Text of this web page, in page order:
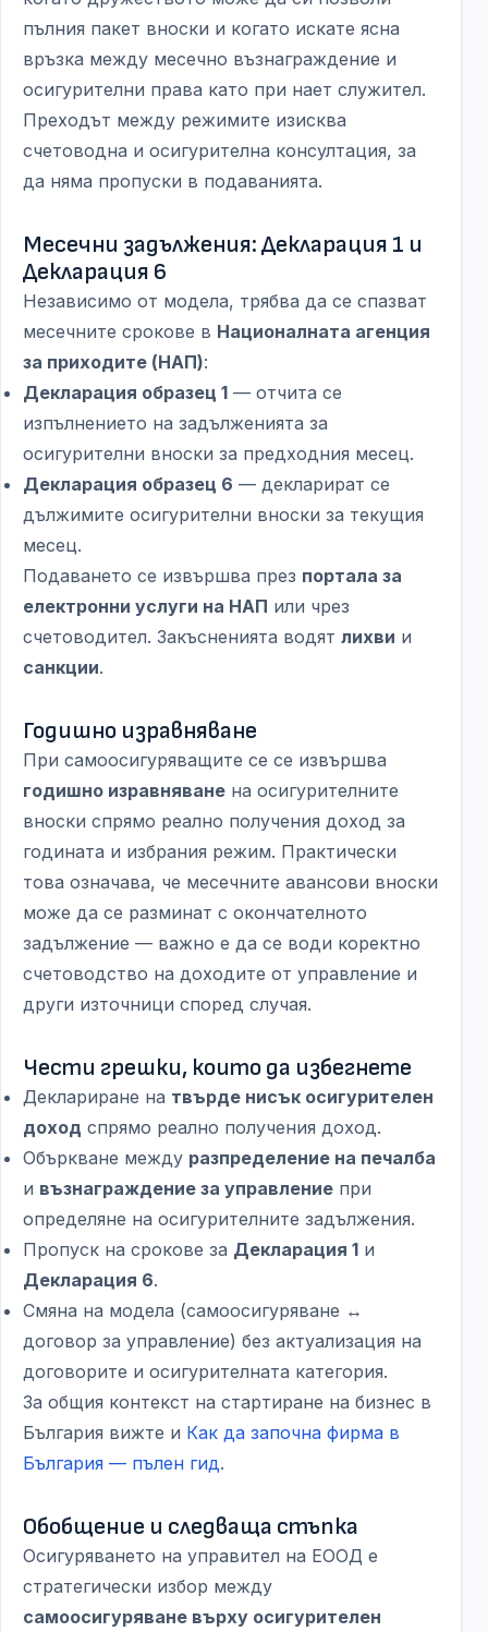
пълния пакет вноски и когато искате ясна
връзка между месечно възнаграждение и
осигурителни права като при нает служител.
Преходът между режимите изисква
счетоводна и осигурителна консултация, за
да няма пропуски в подаванията.
Месечни задължения: Декларация 1 и
Декларация 6
Независимо от модела, трябва да се спазват
месечните срокове в Националната агенция
за приходите (НАП):
Декларация образец 1 — отчита се
изпълнението на задълженията за
осигурителни вноски за предходния месец.
Декларация образец 6 — декларират се
дължимите осигурителни вноски за текущия
месец.
Подаването се извършва през портала за
електронни услуги на НАП или чрез
счетоводител. Закъсненията водят лихви и
санкции.
Годишно изравняване
При самоосигуряващите се се извършва
годишно изравняване на осигурителните
вноски спрямо реално получения доход за
годината и избрания режим. Практически
това означава, че месечните авансови вноски
може да се разминат с окончателното
задължение — важно е да се води коректно
счетоводство на доходите от управление и
други източници според случая.
Чести грешки, които да избегнете
Деклариране на твърде нисък осигурителен
доход спрямо реално получения доход.
Объркване между разпределение на печалба
и възнаграждение за управление при
определяне на осигурителните задължения.
Пропуск на срокове за Декларация 1 и
Декларация 6.
Смяна на модела (самоосигуряване ↔
договор за управление) без актуализация на
договорите и осигурителната категория.
За общия контекст на стартиране на бизнес в
България вижте и Как да започна фирма в
България — пълен гид.
Обобщение и следваща стъпка
Осигуряването на управител на ЕООД е
стратегически избор между
самоосигуряване върху осигурителен